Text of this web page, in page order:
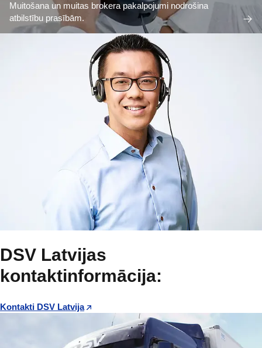
Muitošana un muitas brokera pakalpojumi nodrošina
atbilstību prasībām.
DSV Latvijas
kontaktinformācija:
Kontakti DSV Latvija